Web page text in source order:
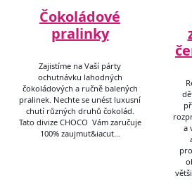
Čokoládové
pralinky
Zajistíme na Vaší párty
ochutnávku lahodných
čokoládových a ručně balených
pralinek. Nechte se unést luxusní
chutí různých druhů čokolád.
Tato divize CHOCO Vám zaručuje
100% zaujmut&iacut…
a